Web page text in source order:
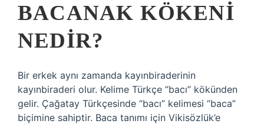
BACANAK KÖKENI
NEDIR?
Bir erkek aynı zamanda kayınbiraderinin
kayınbiraderi olur. Kelime Türkçe “bacı” kökünden
gelir. Çağatay Türkçesinde “bacı” kelimesi “baca”
biçimine sahiptir. Baca tanımı için Vikisözlük’e